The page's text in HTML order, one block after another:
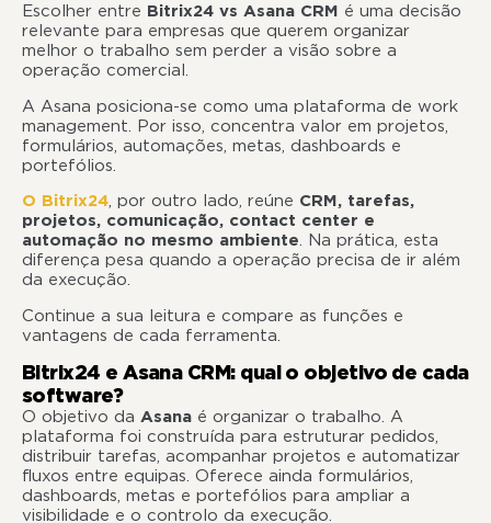
Escolher entre Bitrix24 vs Asana CRM é uma decisão
relevante para empresas que querem organizar
melhor o trabalho sem perder a visão sobre a
operação comercial.
A Asana posiciona-se como uma plataforma de work
management. Por isso, concentra valor em projetos,
formulários, automações, metas, dashboards e
portefólios.
O Bitrix24, por outro lado, reúne CRM, tarefas,
projetos, comunicação, contact center e
automação no mesmo ambiente. Na prática, esta
diferença pesa quando a operação precisa de ir além
da execução.
Continue a sua leitura e compare as funções e
vantagens de cada ferramenta.
Bitrix24 e Asana CRM: qual o objetivo de cada
software?
O objetivo da Asana é organizar o trabalho. A
plataforma foi construída para estruturar pedidos,
distribuir tarefas, acompanhar projetos e automatizar
fluxos entre equipas. Oferece ainda formulários,
dashboards, metas e portefólios para ampliar a
visibilidade e o controlo da execução.